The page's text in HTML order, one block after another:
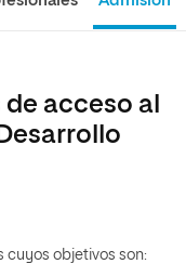
acceso al
cuyos objetivos son: